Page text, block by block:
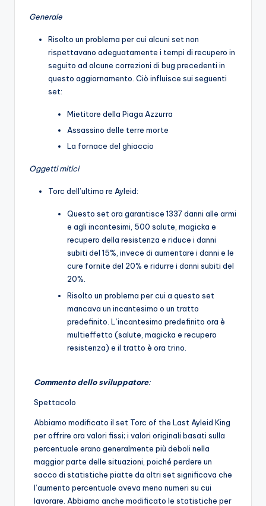
Generale
Risolto un problema per cui alcuni set non
rispettavano adeguatamente i tempi di recupero in
seguito ad alcune correzioni di bug precedenti in
questo aggiornamento. Ciò influisce sui seguenti
set:
Mietitore della Piaga Azzurra
Assassino delle terre morte
La fornace del ghiaccio
Oggetti mitici
Torc dell’ultimo re Ayleid:
Questo set ora garantisce 1337 danni alle armi
e agli incantesimi, 500 salute, magicka e
recupero della resistenza e riduce i danni
subiti del 15%, invece di aumentare i danni e le
cure fornite del 20% e ridurre i danni subiti del
20%.
Risolto un problema per cui a questo set
mancava un incantesimo o un tratto
predefinito. L’incantesimo predefinito ora è
multieffetto (salute, magicka e recupero
resistenza) e il tratto è ora trino.
Commento dello sviluppatore:
Spettacolo
Abbiamo modificato il set Torc of the Last Ayleid King
per offrire ora valori fissi; i valori originali basati sulla
percentuale erano generalmente più deboli nella
maggior parte delle situazioni, poiché perdere un
sacco di statistiche piatte da altri set significava che
l’aumento percentuale aveva meno numeri su cui
lavorare. Abbiamo anche modificato le statistiche per